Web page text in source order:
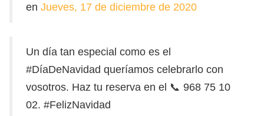
en Jueves, 17 de diciembre de 2020
Un día tan especial como es el
#DíaDeNavidad queríamos celebrarlo con
vosotros. Haz tu reserva en el 📞 968 75 10
02. #FelizNavidad